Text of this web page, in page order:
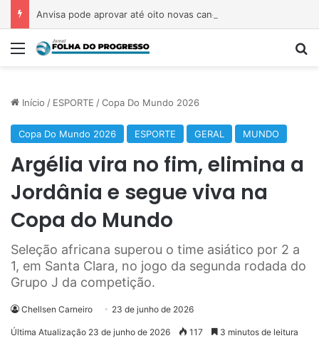
Menu
Início / ESPORTE /Copa Do Mundo 2026
Copa Do Mundo 2026 ESPORTE GERAL MUNDO
Argélia vira no fim, elimina a
Jordânia e segue viva na
Copa do Mundo
Seleção africana superou o time asiático por 2 a
1, em Santa Clara, no jogo da segunda rodada do
Grupo J da competição.
Chellsen Carneiro 23 de junho de 2026
Última Atualização 23 de junho de 2026 117 3 minutos de leitura